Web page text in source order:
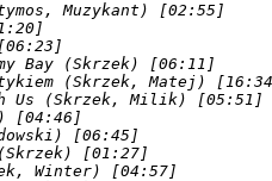
Muzykant) [02:55]
Bay (Skrzek) [06:11]
(Skrzek, Matej)
Us (Skrzek, Milik) [05:51]
[04:46]
[06:45]
[01:27]
Winter) [04:57]